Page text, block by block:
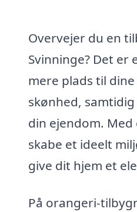
Overvejer du en
Svinninge? Det er
mere plads til
skønhed,
din ejendom.
skabe et ideelt
give dit hjem et
På orangeri-